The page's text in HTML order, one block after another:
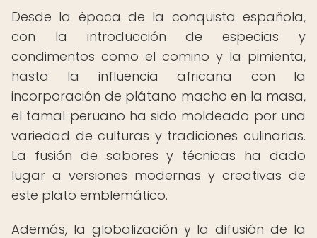
Desde la época de la conquista española,
con la introducción de especias y
condimentos como el comino y la pimienta,
hasta la influencia africana con la
incorporación de plátano macho en la masa,
el tamal peruano ha sido moldeado por una
variedad de culturas y tradiciones culinarias.
La fusión de sabores y técnicas ha dado
lugar a versiones modernas y creativas de
este plato emblemático.
Además, la globalización y la difusión de la